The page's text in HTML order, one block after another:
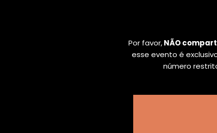
Por favor,NÃO
esse evento é
número